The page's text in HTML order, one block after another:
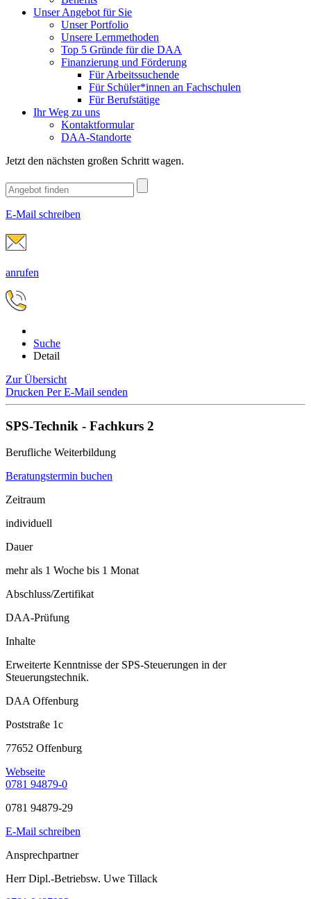
Unser Angebot für Sie
Unser Portfolio
Unsere Lernmethoden
Top 5 Gründe für die DAA
Finanzierung und Förderung
Für Arbeitssuchende
Für Schüler*innen an Fachschulen
Für Berufstätige
Ihr Weg zu uns
Kontaktformular
DAA-Standorte
Jetzt den nächsten großen Schritt wagen.
E-Mail schreiben
anrufen
Suche
Detail
Zur Übersicht
Drucken Per E-Mail senden
SPS-Technik - Fachkurs 2
Berufliche Weiterbildung
Beratungstermin buchen
Zeitraum
individuell
Dauer
mehr als 1 Woche bis 1 Monat
Abschluss/Zertifikat
DAA-Prüfung
Inhalte
Erweiterte Kenntnisse der SPS-Steuerungen in der
Steuerungstechnik.
DAA Offenburg
Poststraße 1c
77652 Offenburg
Webseite
0781 94879-0
0781 94879-29
E-Mail schreiben
Ansprechpartner
Herr Dipl.-Betriebsw. Uwe Tillack